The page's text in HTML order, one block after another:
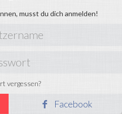
musst du dich anmelden!
vergessen?
Facebook